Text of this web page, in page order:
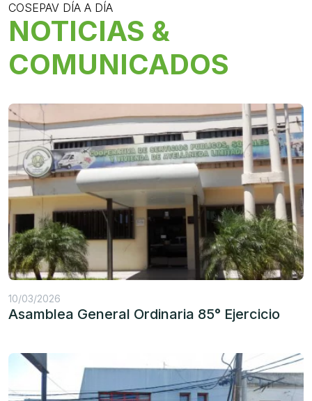
COSEPAV DÍA A DÍA
NOTICIAS &
COMUNICADOS
10/03/2026
Asamblea General Ordinaria 85° Ejercicio